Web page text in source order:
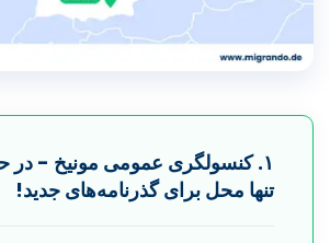
۱. کنسولگری عمومی مونیخ - در
تنها محل برای گذرنامه‌های جدید!